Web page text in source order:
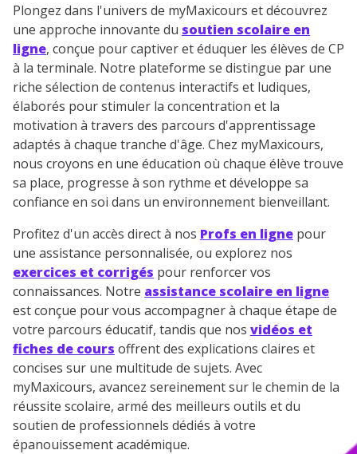
Plongez dans l'univers de myMaxicours et découvrez
une approche innovante du soutien scolaire en
ligne, conçue pour captiver et éduquer les élèves de CP
à la terminale. Notre plateforme se distingue par une
riche sélection de contenus interactifs et ludiques,
élaborés pour stimuler la concentration et la
motivation à travers des parcours d'apprentissage
adaptés à chaque tranche d'âge. Chez myMaxicours,
nous croyons en une éducation où chaque élève trouve
sa place, progresse à son rythme et développe sa
confiance en soi dans un environnement bienveillant.
Profitez d'un accès direct à nos Profs en ligne pour
une assistance personnalisée, ou explorez nos
exercices et corrigés pour renforcer vos
connaissances. Notre assistance scolaire en ligne
est conçue pour vous accompagner à chaque étape de
votre parcours éducatif, tandis que nos vidéos et
fiches de cours offrent des explications claires et
concises sur une multitude de sujets. Avec
myMaxicours, avancez sereinement sur le chemin de la
réussite scolaire, armé des meilleurs outils et du
soutien de professionnels dédiés à votre
épanouissement académique.